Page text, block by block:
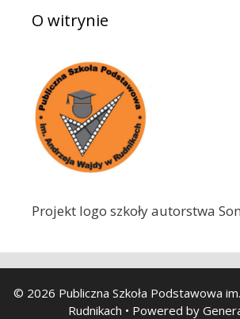
:O witrynie
Projekt logo szkoły autorstwa
© 2026 Publiczna Szkoła Podstawowa
Rudnikach • Powered by